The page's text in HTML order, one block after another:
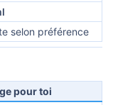
selon préférence
pour toi